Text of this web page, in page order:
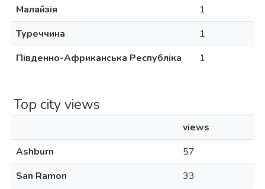
Малайзія
1
Туреччина
1
Південно-Африканська Республіка
1
Top city views
views
Ashburn
57
San Ramon
33